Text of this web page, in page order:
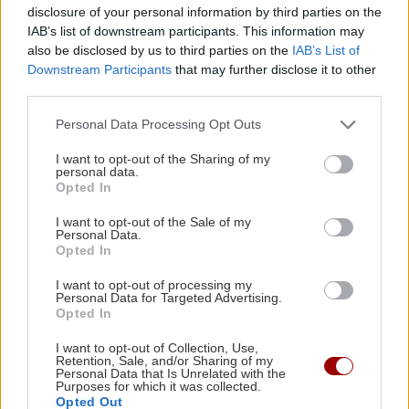
disclosure of your personal information by third parties on the
IAB’s list of downstream participants. This information may
also be disclosed by us to third parties on the IAB’s List of
Downstream Participants that may further disclose it to other
Personal Data Processing Opt Outs
I want to opt-out of the Sharing of my
personal data.
Opted In
I want to opt-out of the Sale of my
Personal Data.
Opted In
I want to opt-out of processing my
Personal Data for Targeted Advertising.
Opted In
I want to opt-out of Collection, Use,
Retention, Sale, and/or Sharing of my
Personal Data that Is Unrelated with the
Purposes for which it was collected.
Opted Out
εξεταστεί και το 2022
13:22
ΑΥΤΟΔΙΟΙΚΗΣΗ
Δήμος Μαλεβιζίου: Στους πρώτους της χώρας
που εξασφάλισαν χρηματοδότηση για Σχέδιο
Γαύδος: Επιχείρηση διάσωσης για 31χρονη
γυναίκα
13:00
GOSSIP - LIFESTYLE
πόζαρε μαζί του
ΠΕΡΙΣΣΟΤΕΡΑ
ΕΛΛΑΔΑ
Κατήγγειλε τροχαίο και καταδίωξη
και συνελήφθη γιατί οδηγούσε
κλεμμένο αυτοκίνητο
GOSSIP - LIFESTYLE
Αθηνά Οικονομάκου και Μπρούνο
Τσερέλα στα Μπόρα Μπόρα